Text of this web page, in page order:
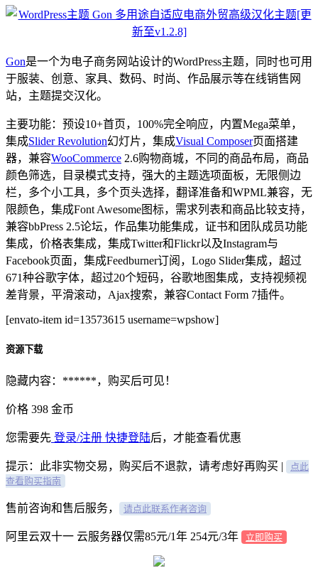
Gon是一个为电子商务网站设计的WordPress主题，同时也可用
于服装、创意、家具、数码、时尚、作品展示等在线销售网
站，主题提交汉化。
主要功能：预设10+首页，100%完全响应，内置Mega菜单，
集成Slider Revolution幻灯片，集成Visual Composer页面搭建
器，兼容WooCommerce 2.6购物商城，不同的商品布局，商品
颜色筛选，目录模式支持，强大的主题选项面板，无限侧边
栏，多个小工具，多个页头选择，翻译准备和WPML兼容，无
限颜色，集成Font Awesome图标，需求列表和商品比较支持，
兼容bbPress 2.5论坛，作品集功能集成，证书和团队成员功能
集成，价格表集成，集成Twitter和Flickr以及Instagram与
Facebook页面，集成Feedburner订阅，Logo Slider集成，超过
671种谷歌字体，超过20个短码，谷歌地图集成，支持视频视
差背景，平滑滚动，Ajax搜索，兼容Contact Form 7插件。
[envato-item id=13573615 username=wpshow]
资源下载
隐藏内容：******，购买后可见！
价格 398 金币
您需要先 登录/注册 快捷登陆后，才能查看优惠
提示：此非实物交易，购买后不退款，请考虑好再购买 |
点此
查看购买指南
售前咨询和售后服务， 请点此联系作者咨询
阿里云双十一 云服务器仅需85元/1年 254元/3年 立即购买